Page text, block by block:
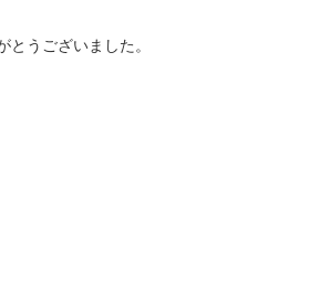
とうございました。